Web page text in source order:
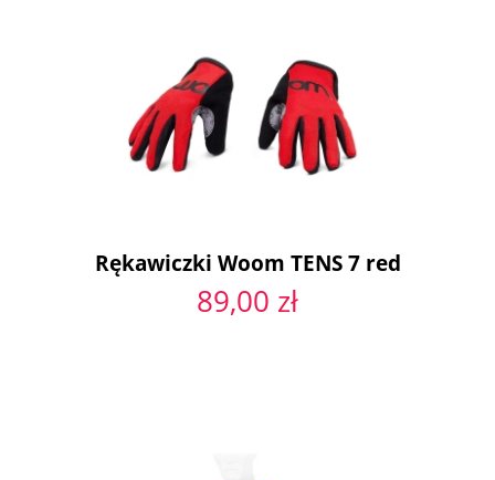
Rękawiczki Woom TENS 7 red
89,00 zł